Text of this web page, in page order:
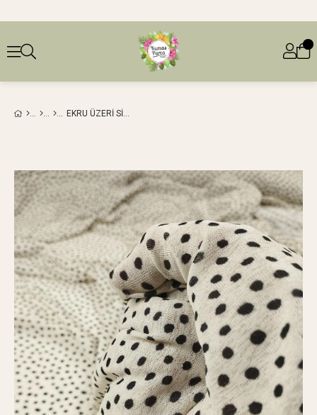
EKRU ÜZERI SIYAH PUANTIYELI JARSEEN: 150 CM